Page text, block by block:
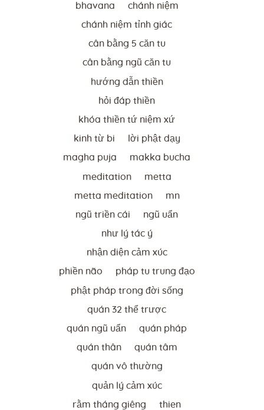
bhavana chánh niệm
chánh niệm tỉnh giác
cân bằng 5 căn tu
cân bằng ngũ căn tu
hướng dẫn thiền
hỏi đáp thiền
khóa thiền tứ niệm xứ
kinh từ bi lời phật dạy
magha puja makka bucha
meditation metta
metta meditation mn
ngũ triền cái ngũ uẩn
như lý tác ý
nhận diện cảm xúc
phiền não pháp tu trung đạo
phật pháp trong đời sống
quán 32 thể trược
quán ngũ uẩn quán pháp
quán thân quán tâm
quán vô thường
quản lý cảm xúc
rằm tháng giêng thien